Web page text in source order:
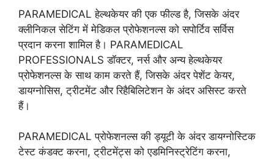
PARAMEDICAL हेल्थकेयर की एक फील्ड है, जिसके अंदर
क्लीनिकल सेटिंग में मेडिकल प्रोफेशनल्स को सपोर्टिव सर्विस
प्रदान करना शामिल है। PARAMEDICAL
PROFESSIONALS डॉक्टर, नर्स और अन्य हेल्थकेयर
प्रोफेशनल्स के साथ काम करते हैं, जिसके अंदर पेशेंट केयर,
डायग्नोसिस, ट्रीटमेंट और रिहैबिलिटेशन के अंदर असिस्ट करते
हैं।
PARAMEDICAL प्रोफेशनल्स की ड्यूटी के अंदर डायग्नोस्टिक
टेस्ट कंडक्ट करना, ट्रीटमेंट्स को एडमिनिस्ट्रेटिंग करना,